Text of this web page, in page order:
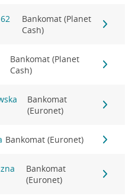
Bankomat (Planet
Cash)
Bankomat (Planet
Cash)
Bankomat
(Euronet)
Bankomat (Euronet)
Bankomat
(Euronet)